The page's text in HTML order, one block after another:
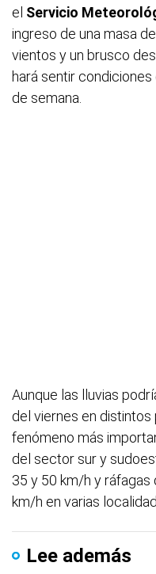
el Servicio
ingreso de una masa
vientos y un brusco
hará sentir
de semana.
Aunque las lluvias
del viernes en distintos
fenómeno más
del sector sur y
35 y 50 km/h y ráfagas
km/h en varias
Lee además